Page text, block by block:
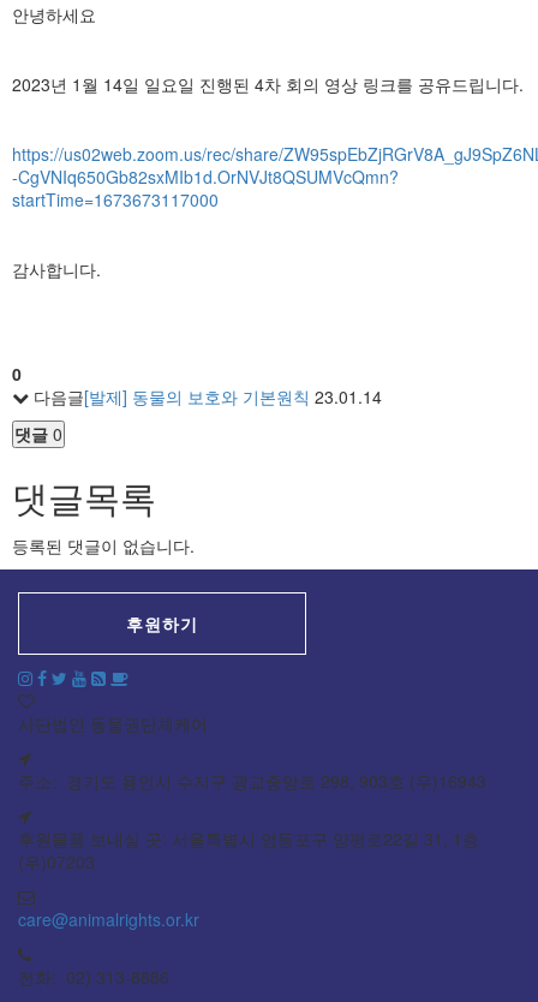
안녕하세요
2023년 1월 14일 일요일 진행된 4차 회의 영상 링크를 공유드립니다.
https://us02web.zoom.us/rec/share/
-CgVNIq650Gb82sxMIb1d.OrNVJt8QSUMVcQmn?
startTime=1673673117000
감사합니다.
0
다음글[발제] 동물의 보호와 기본원칙 23.01.14
댓글 0
댓글목록
등록된 댓글이 없습니다.
후원하기
사단법인 동물권단체케어
주소: 경기도 용인시 수지구 광교중앙로 298, 903호 (우)16943
후원물품 보내실 곳: 서울특별시 영등포구 양평로22길 31, 1층
(우)07203
care@animalrights.or.kr
전화: 02) 313-8886